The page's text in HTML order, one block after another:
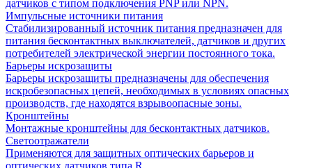
датчиков с типом подключения PNP или NPN.
Импульсные источники питания
Стабилизированный источник питания предназначен для
питания бесконтактных выключателей, датчиков и других
потребителей электрической энергии постоянного тока.
Барьеры искрозащиты
Барьеры искрозащиты предназначены для обеспечения
искробезопасных цепей, необходимых в условиях опасных
производств, где находятся взрывоопасные зоны.
Кронштейны
Монтажные кронштейны для бесконтактных датчиков.
Светоотражатели
Применяются для защитных оптических барьеров и